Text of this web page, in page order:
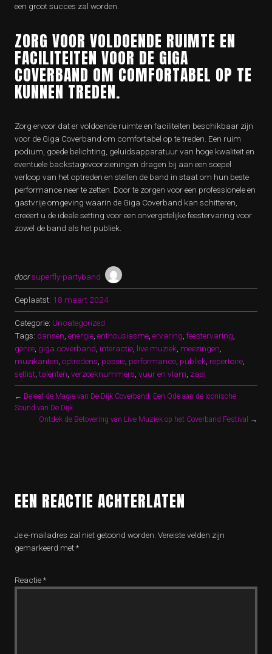
een groot succes zal worden.
ZORG VOOR VOLDOENDE RUIMTE EN
FACILITEITEN VOOR DE GIGA
COVERBAND OM COMFORTABEL OP TE
KUNNEN TREDEN.
Zorg ervoor dat er voldoende ruimte en faciliteiten beschikbaar zijn
voor de Giga Coverband om comfortabel op te treden. Een ruim
podium, goede belichting, geluidsapparatuur van hoge kwaliteit en
eventuele backstagevoorzieningen dragen bij aan een soepel
verloop van het optreden en stellen de band in staat om hun beste
performance neer te zetten. Door te zorgen voor een professionele en
gastvrije omgeving waarin de Giga Coverband kan schitteren,
creëert u de ideale setting voor een onvergetelijke feestervaring voor
zowel de band als het publiek.
doorsuperfly-partyband
Geplaatst: 18 maart 2024
Categorie: Uncategorized
Tags: dansen energie enthousiasme ervaring feestervaring
genre giga coverband interactie live muziek meezingen
muzikanten optredens passie performance publiek repertoire
setlist ,talenten verzoeknummers vuur en vlam zaal
← Beleef de Magie van De Dijk Coverband: Een Ode aan de Iconische
Sound van De Dijk
Ontdek de Betovering van Live Muziek op het Coverband Festival
→
EEN REACTIE ACHTERLATEN
Je e-mailadres zal niet getoond worden. Vereiste velden zijn
gemarkeerd met*
Reactie*